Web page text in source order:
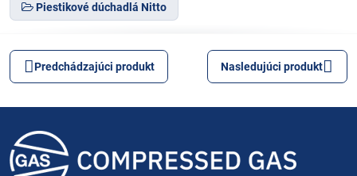
Piestikové dúchadlá Nitto
Predchádzajúci produkt Nasledujúci produkt